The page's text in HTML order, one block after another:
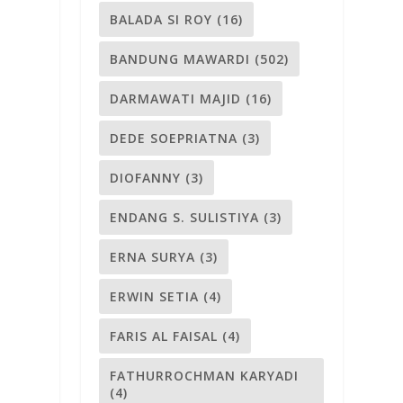
BALADA SI ROY (16)
BANDUNG MAWARDI (502)
DARMAWATI MAJID (16)
DEDE SOEPRIATNA (3)
DIOFANNY (3)
ENDANG S. SULISTIYA (3)
ERNA SURYA (3)
ERWIN SETIA (4)
FARIS AL FAISAL (4)
FATHURROCHMAN KARYADI
(4)